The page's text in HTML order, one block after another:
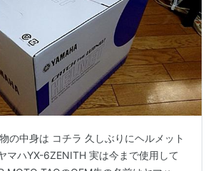
の中身は コチラ 久しぶりにヘルメット
マハYX-6ZENITH 実は今まで使用して